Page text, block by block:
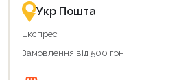
зручно
та
вигідно!
державною
підтримкою!
Укр Пошта
Експрес
Замовлення від 500 грн